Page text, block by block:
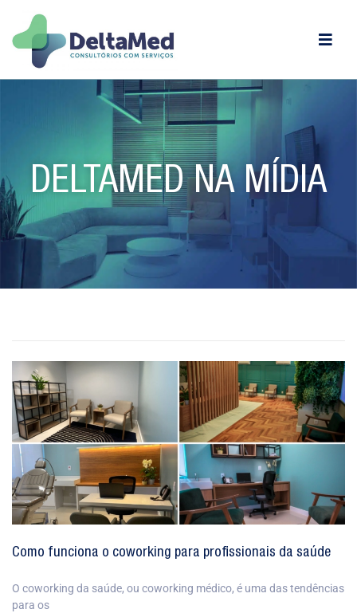
DELTAMED NA MÍDIA
Como funciona o coworking para profissionais da saúde
O coworking da saúde, ou coworking médico, é uma das tendências
para os